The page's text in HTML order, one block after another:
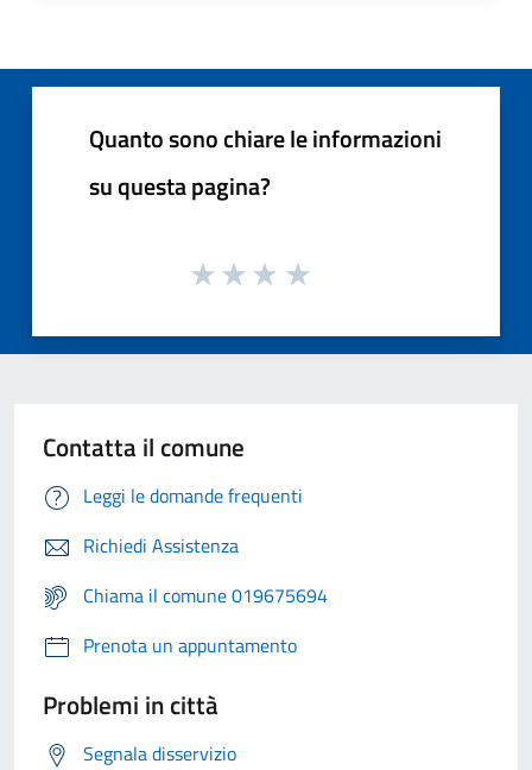
Quanto sono chiare le informazioni
su questa pagina?
Contatta il comune
Leggi le domande frequenti
Richiedi Assistenza
Chiama il comune 019675694
Prenota un appuntamento
Problemi in città
Segnala disservizio